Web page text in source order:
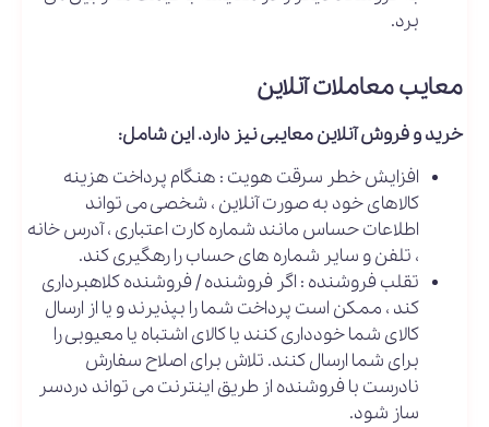
برد.
معایب معاملات آنلاین
خرید و فروش آنلاین معایبی نیز دارد. این شامل:
افزایش خطر سرقت هویت : هنگام پرداخت هزینه
کالاهای خود به صورت آنلاین ، شخصی می تواند
اطلاعات حساس مانند شماره کارت اعتباری ، آدرس خانه
، تلفن و سایر شماره های حساب را رهگیری کند.
تقلب فروشنده : اگر فروشنده / فروشنده کلاهبرداری
کند ، ممکن است پرداخت شما را بپذیرند و یا از ارسال
کالای شما خودداری کنند یا کالای اشتباه یا معیوبی را
برای شما ارسال کنند. تلاش برای اصلاح سفارش
نادرست با فروشنده از طریق اینترنت می تواند دردسر
ساز شود.